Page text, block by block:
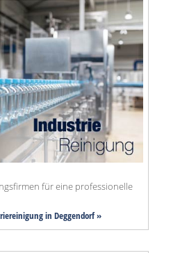
für eine professionelle
in Deggendorf »